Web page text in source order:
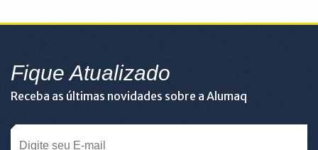
Fique Atualizado
Receba as últimas novidades sobre a Alumaq